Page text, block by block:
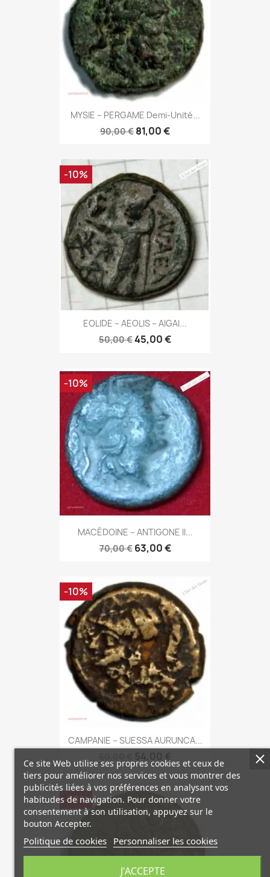
MYSIE – PERGAME Demi-Unité...
90,00 € 81,00 €
EOLIDE – AEOLIS – AIGAI...
50,00 €45,00 €
-10%
MACÉDOINE – ANTIGONE II...
70,00 € 63,00 €
-10%
CAMPANIE – SUESSA AURUNCA...
-10%
-10%
Ce site Web utilise ses propres cookies et ceux de
tiers pour améliorer nos services et vous montrer des
publicités liées à vos préférences en analysant vos
habitudes de navigation. Pour donner votre
consentement à son utilisation, appuyez sur le
bouton Accepter.
Politique de cookies Personnaliser les cookies
J'ACCEPTE